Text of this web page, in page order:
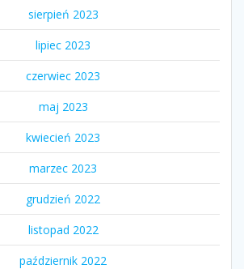
sierpień 2023
lipiec 2023
czerwiec 2023
maj 2023
kwiecień 2023
marzec 2023
grudzień 2022
listopad 2022
październik 2022